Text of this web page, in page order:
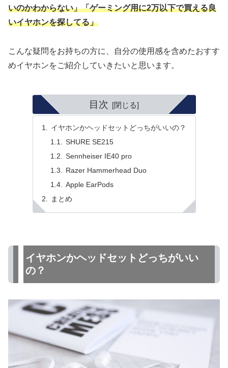
いのかわからない」「ゲーミング用に2万以下で買える良
いイヤホンを探してる」
こんな疑問をお持ちの方に、自分の使用感を含めたおすす
めイヤホンをご紹介していきたいと思います。
目次
イヤホンかヘッドセットどっちがいいの？
SHURE SE215
Sennheiser IE40 pro
Razer Hammerhead Duo
Apple EarPods
まとめ
イヤホンかヘッドセットどっちがいい
の？